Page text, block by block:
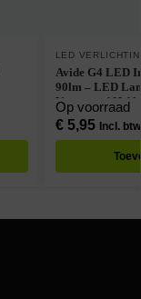
LED
Avide G4 LED
90lm – LED Lampjes Insteek – Warm Wit –
Vervangt 10W
Op voorraad
€5,95 Incl. btw